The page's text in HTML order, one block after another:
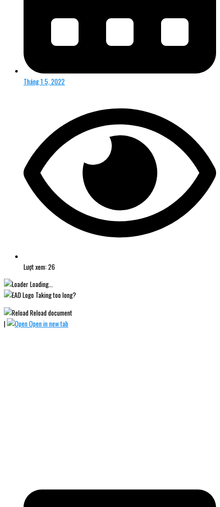
Tháng 1 5, 2022
Lượt xem: 26
Loading...
Taking too long?
Reload document
|
Open in new tab